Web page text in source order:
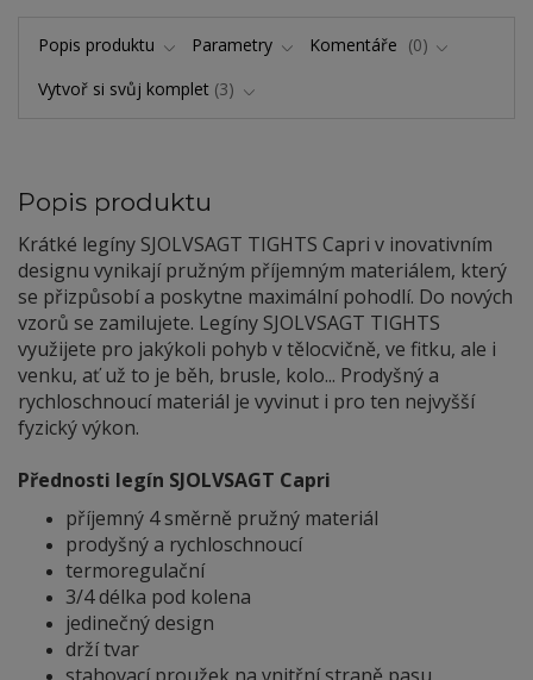
Popis produktu Parametry Komentáře
0
Vytvoř si svůj komplet 3
Popis produktu
Krátké legíny SJOLVSAGT TIGHTS Capri v inovativním
designu vynikají pružným příjemným materiálem, který
se přizpůsobí a poskytne maximální pohodlí. Do nových
vzorů se zamilujete. Legíny SJOLVSAGT TIGHTS
využijete pro jakýkoli pohyb v tělocvičně, ve fitku, ale i
venku, ať už to je běh, brusle, kolo... Prodyšný a
rychloschnoucí materiál je vyvinut i pro ten nejvyšší
fyzický výkon.
Přednosti legín SJOLVSAGT Capri
příjemný 4 směrně pružný materiál
prodyšný a rychloschnoucí
termoregulační
3/4 délka pod kolena
jedinečný design
drží tvar